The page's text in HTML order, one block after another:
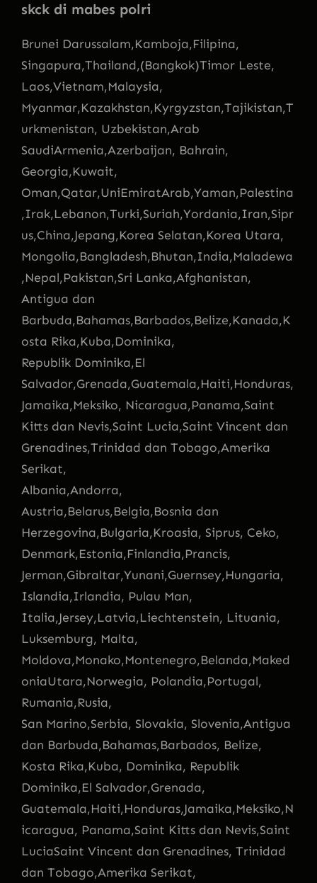
skck di mabes polri
Brunei Darussalam,Kamboja,Filipina,
Singapura,Thailand,(Bangkok)Timor Leste,
Laos,Vietnam,Malaysia,
Myanmar,Kazakhstan,Kyrgyzstan,Tajikistan,T
urkmenistan, Uzbekistan,Arab
SaudiArmenia,Azerbaijan, Bahrain,
Georgia,Kuwait,
Oman,Qatar,UniEmiratArab,Yaman,Palestina
,Irak,Lebanon,Turki,Suriah,Yordania,Iran,Sipr
us,China,Jepang,Korea Selatan,Korea Utara,
Mongolia,Bangladesh,Bhutan,India,Maladewa
,Nepal,Pakistan,Sri Lanka,Afghanistan,
Antigua dan
Barbuda,Bahamas,Barbados,Belize,Kanada,K
osta Rika,Kuba,Dominika,
Republik Dominika,El
Salvador,Grenada,Guatemala,Haiti,Honduras,
Jamaika,Meksiko, Nicaragua,Panama,Saint
Kitts dan Nevis,Saint Lucia,Saint Vincent dan
Grenadines,Trinidad dan Tobago,Amerika
Serikat,
Albania,Andorra,
Austria,Belarus,Belgia,Bosnia dan
Herzegovina,Bulgaria,Kroasia, Siprus, Ceko,
Denmark,Estonia,Finlandia,Prancis,
Jerman,Gibraltar,Yunani,Guernsey,Hungaria,
Islandia,Irlandia, Pulau Man,
Italia,Jersey,Latvia,Liechtenstein, Lituania,
Luksemburg, Malta,
Moldova,Monako,Montenegro,Belanda,Maked
oniaUtara,Norwegia, Polandia,Portugal,
Rumania,Rusia,
San Marino,Serbia, Slovakia, Slovenia,Antigua
dan Barbuda,Bahamas,Barbados, Belize,
Kosta Rika,Kuba, Dominika, Republik
Dominika,El Salvador,Grenada,
Guatemala,Haiti,Honduras,Jamaika,Meksiko,N
icaragua, Panama,Saint Kitts dan Nevis,Saint
LuciaSaint Vincent dan Grenadines, Trinidad
dan Tobago,Amerika Serikat,